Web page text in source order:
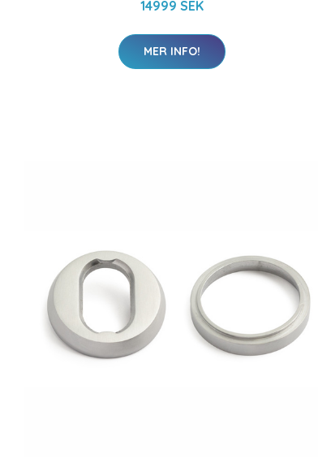
14999 SEK
MER INFO!